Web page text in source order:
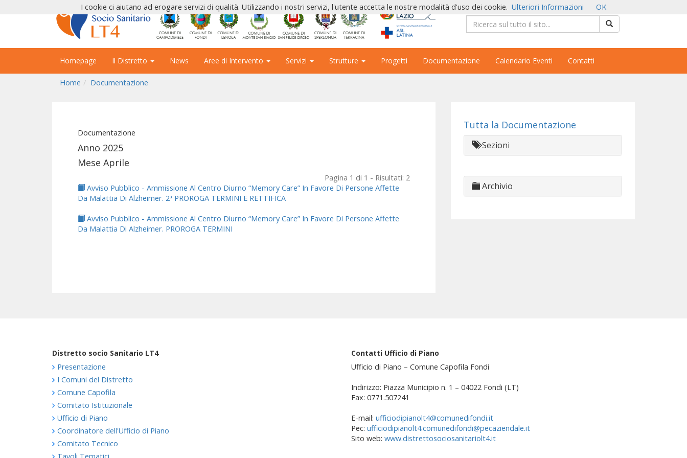
Homepage Il Distretto News Aree di Intervento Servizi Strutture Progetti Documentazione Calendario Eventi Contatti
Home Documentazione
Documentazione
Anno 2025
Mese Aprile
Pagina 1 di 1 - Risultati: 2
Avviso Pubblico - Ammissione Al Centro Diurno “Memory Care” In Favore Di Persone Affette
Da Malattia Di Alzheimer. 2ª PROROGA TERMINI E RETTIFICA
Avviso Pubblico - Ammissione Al Centro Diurno “Memory Care” In Favore Di Persone Affette
Da Malattia Di Alzheimer. PROROGA TERMINI
Tutta la Documentazione
Sezioni
Archivio
Distretto socio Sanitario LT4
Presentazione
I Comuni del Distretto
Comune Capofila
Comitato Istituzionale
Ufficio di Piano
Coordinatore dell'Ufficio di Piano
Comitato Tecnico
Contatti Ufficio di Piano
Ufficio di Piano – Comune Capofila Fondi
Indirizzo: Piazza Municipio n. 1 – 04022 Fondi (LT)
Fax: 0771.507241
E-mail: ufficiodipianolt4@comunedifondi.it
Pec: ufficiodipianolt4.comunedifondi@pecaziendale.it
Sito web: www.distrettosociosanitariolt4.it
I cookie ci aiutano ad erogare servizi di qualità. Utilizzando i nostri servizi, l'utente accetta le nostre modalità d'uso dei cookie. Ulteriori Informazioni OK